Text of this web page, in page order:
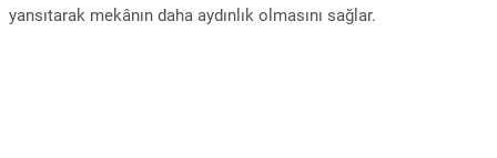
yansıtarak mekânın daha aydınlık olmasını sağlar.